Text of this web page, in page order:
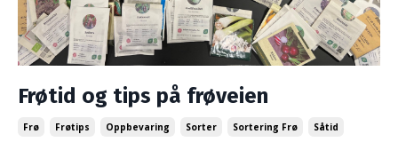
Frøtid og tips på frøveien
Frø Frøtips Oppbevaring Sorter Sortering Frø Såtid